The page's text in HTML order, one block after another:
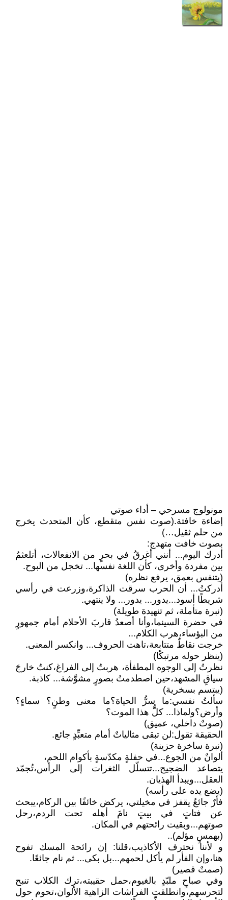
مونولوج مسرحي – أداء صوتي
إضاءة خافتة.(صوت نفس متقطع، كأن المتحدث يخرج
من حلم ثقيل…)
بصوت خافت متهدج:
أدرك اليوم... أنني أغرقُ في بحرٍ من الانفعالات، أتلعثمُ
بين مفردة وأخرى، كأن اللغة نفسها... تخجل من البوح.
(يتنفس بعمق، يرفع نظره)
أدركتُ... أن الحرب سرقت الذاكرة،وزرعت في رأسي
شريطًا أسود...يدور... يدور... ولا ينتهي.
(نبرة متأملة، ثم تنهيدة طويلة)
في حضرة السينما،وأنا أصعدُ قاربَ الأحلام أمام جمهورٍ
من البؤساء،هرب الكلام...
خرجت نقاطٌ متتابعة،تاهت الحروف... وانكسر المعنى.
(ينظر حوله مرتبكًا)
نظرتُ إلى الوجوه المطفأة، هربتُ إلى الفراغ،كنتُ خارجَ
سياقِ المشهد،حين اصطدمتُ بصورٍ مشوَّشة... كاذبة.
(يبتسم بسخرية)
سألتُ نفسي:ما سرُّ الحياة؟ما معنى وطنٍ؟ سماءٍ؟
وأرض؟ولماذا... كلُّ هذا الموت؟
(صوتٌ داخلي، عميق)
الحقيقة تقول:لن تبقى مثالياتٌ أمام متعبِّدٍ جائع.
(نبرة ساخرة حزينة)
ألوانٌ من الجوع...في حفلةٍ مكدّسةٍ بأكوام اللحم،
يتصاعد الضجيج...تتسلّل الثغرات إلى الرأس،تُجمّد
العقل...ويبدأ الهذيان.
(يضع يده على رأسه)
فأرٌ جائعٌ يقفز في مخيلتي، يركض خائفًا بين الركام،يبحث
عن فتاتٍ في بيتٍ نامَ أهله تحت الردم،رحل
صوتهم...وبقيت رائحتهم في المكان.
(بهمسٍ مؤلم)..
و لأننا نحترف الأكاذيب،قلنا: إن رائحة المسك تفوح
هنا،وإن الفأر لم يأكل لحمهم...بل بكى... ثم نام جائعًا.
(صمتٌ قصير)
وفي صباحٍ ملبّدٍ بالغيوم،حمل حقيبته،ترك الكلاب تنبح
لتحرسهم،وانطلقت الفراشات الزاهية الألوان،تحوم حول